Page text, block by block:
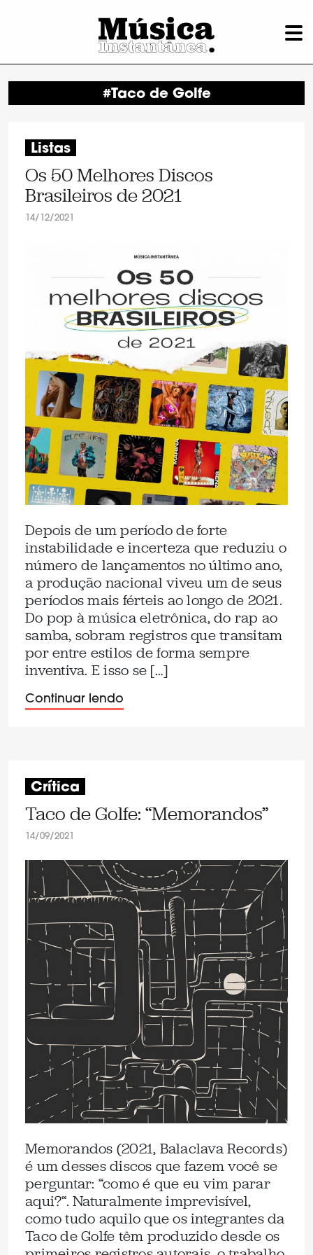
#Taco de Golfe
Listas
Os 50 Melhores Discos
Brasileiros de 2021
14/12/2021
Depois de um período de forte
instabilidade e incerteza que reduziu o
número de lançamentos no último ano,
a produção nacional viveu um de seus
períodos mais férteis ao longo de 2021.
Do pop à música eletrônica, do rap ao
samba, sobram registros que transitam
por entre estilos de forma sempre
inventiva. E isso se […]
Continuar lendo
Crítica
Taco de Golfe: “Memorandos”
14/09/2021
Memorandos (2021, Balaclava Records)
é um desses discos que fazem você se
perguntar: “como é que eu vim parar
aqui?“. Naturalmente imprevisível,
como tudo aquilo que os integrantes da
Taco de Golfe têm produzido desde os